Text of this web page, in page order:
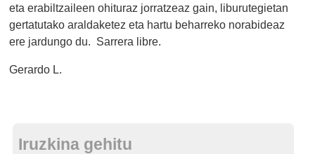
eta erabiltzaileen ohituraz jorratzeaz gain, liburutegietan
gertatutako araldaketez eta hartu beharreko norabideaz
ere jardungo du. Sarrera libre.
Gerardo L.
Iruzkina gehitu